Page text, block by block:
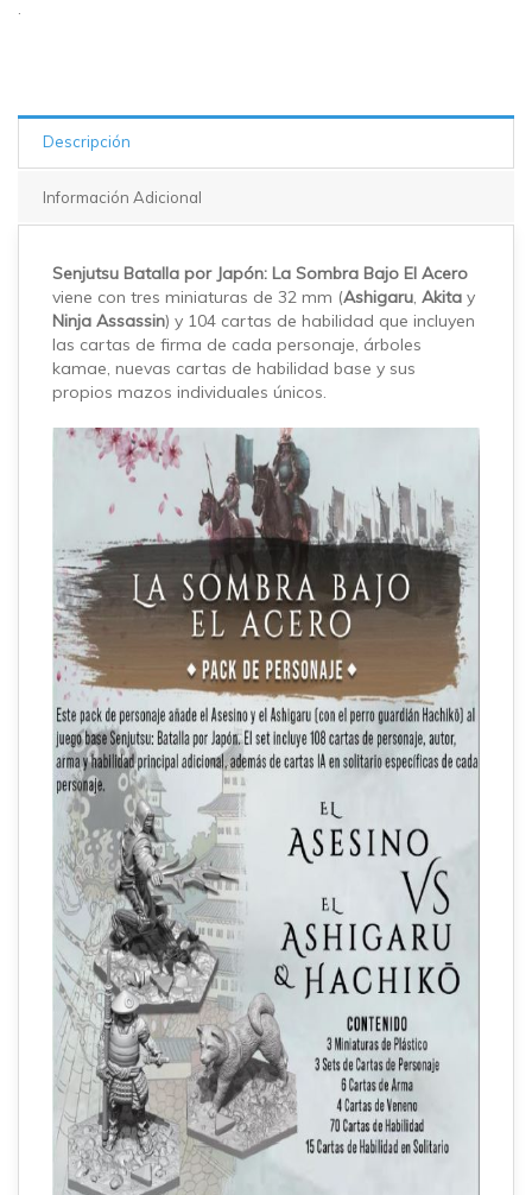
Descripción
Información Adicional
Senjutsu Batalla por Japón: La Sombra Bajo El Acero
viene con tres miniaturas de 32 mm (Ashigaru, Akita y
Ninja Assassin) y 104 cartas de habilidad que incluyen
las cartas de firma de cada personaje, árboles
kamae, nuevas cartas de habilidad base y sus
propios mazos individuales únicos.